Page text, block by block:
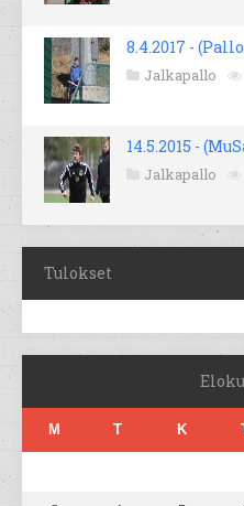
8.4.2017 -
Jalkapallo
14.5.2015 -
Jalkapallo
Tulokset
M T K